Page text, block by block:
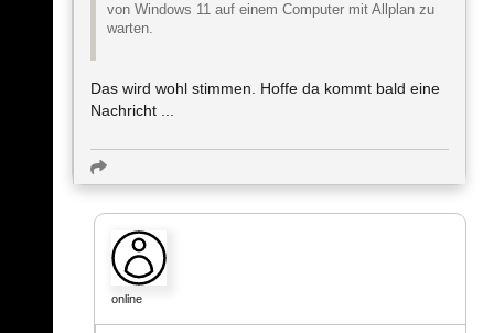
von Windows 11 auf einem Computer mit Allplan zu
warten.
Das wird wohl stimmen. Hoffe da kommt bald eine
Nachricht ...
online